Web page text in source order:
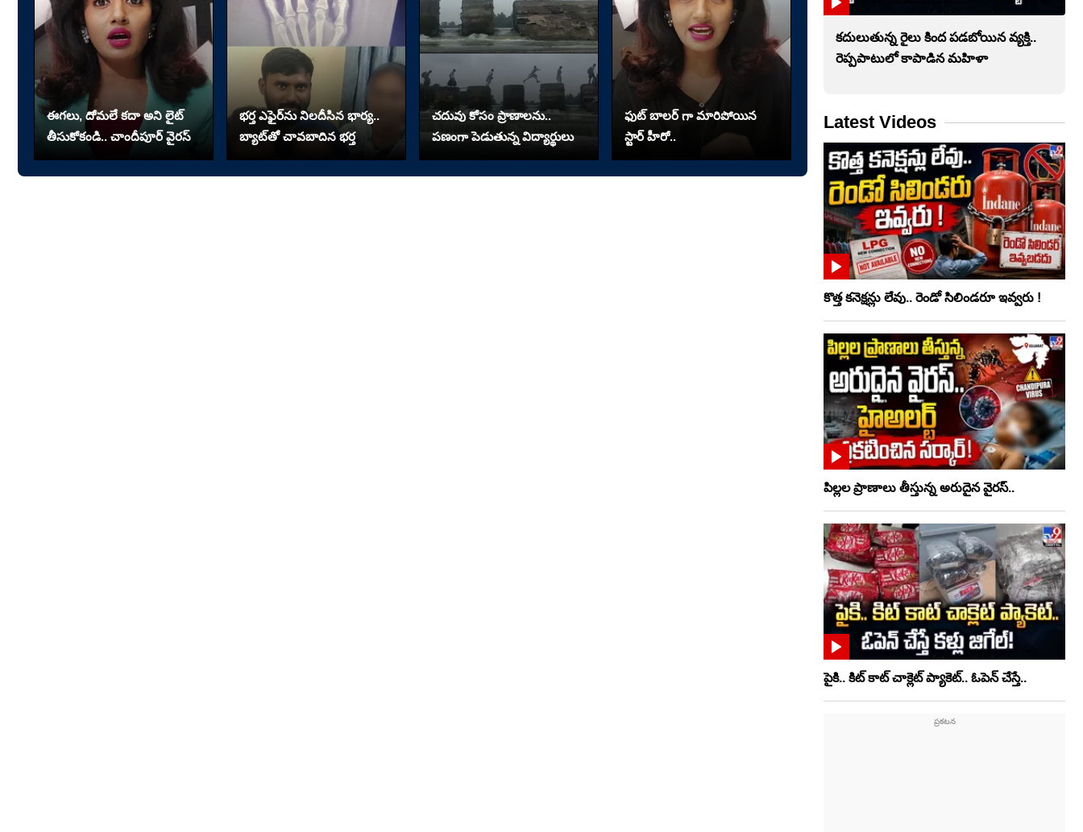
ఈగలు, దోమలే కదా అని లైట్
తీసుకోకండి.. చాందీపూర్ వైరస్
భర్త ఎఫైర్‌ను నిలదీసిన భార్య..
బ్యాట్‌తో చావబాదిన భర్త
చదువు కోసం ప్రాణాలను..
పణంగా పెడుతున్న విద్యార్థులు
ఫుట్ బాలర్ గా మారిపోయిన
స్టార్ హీరో..
కదులుతున్న రైలు కింద పడబోయిన వ్యక్తి..
రెప్పపాటులో కాపాడిన మహిళా
Latest Videos
కొత్త కనెక్షన్లు లేవు.. రెండో సిలిండరూ ఇవ్వరు !
పిల్లల ప్రాణాలు తీస్తున్న అరుదైన వైరస్..
పైకి.. కిట్‌ కాట్‌ చాక్లెట్ ప్యాకెట్‌.. ఓపెన్‌ చేస్తే..